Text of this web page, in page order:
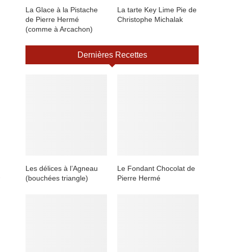
La Glace à la Pistache
de Pierre Hermé
(comme à Arcachon)
La tarte Key Lime Pie de
Christophe Michalak
Dernières Recettes
Les délices à l’Agneau
(bouchées triangle)
Le Fondant Chocolat de
Pierre Hermé